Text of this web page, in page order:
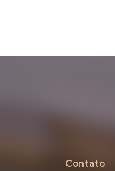
Contato